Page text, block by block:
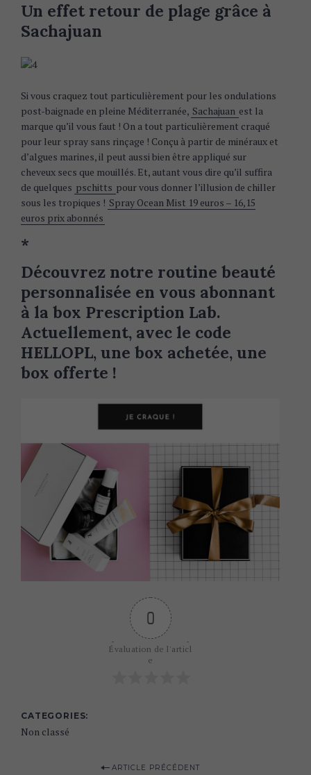
Un effet retour de plage grâce à
Sachajuan
Si vous craquez tout particulièrement pour les ondulations
post-baignade en pleine Méditerranée, Sachajuan est la
marque qu’il vous faut ! On a tout particulièrement craqué
pour leur spray sans rinçage ! Conçu à partir de minéraux et
d’algues marines, il peut aussi bien être appliqué sur
cheveux secs que mouillés. Et, autant vous dire qu’il suffira
de quelques pschitts pour vous donner l’illusion de chiller
sous les tropiques ! Spray Ocean Mist 19 euros – 16,15
euros prix abonnés
*
Découvrez notre routine beauté
personnalisée en vous abonnant
à la box Prescription Lab.
Actuellement, avec le code
HELLOPL, une box achetée, une
box offerte !
0
Évaluation de l'articl
e
CATEGORIES
Non classé
ARTICLE PRÉCÉDENT